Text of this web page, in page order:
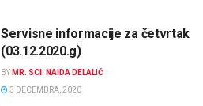
Servisne informacije za četvrtak
(03.12.2020.g)
BY MR. SCI. NAIDA DELALIĆ
3 DECEMBRA, 2020